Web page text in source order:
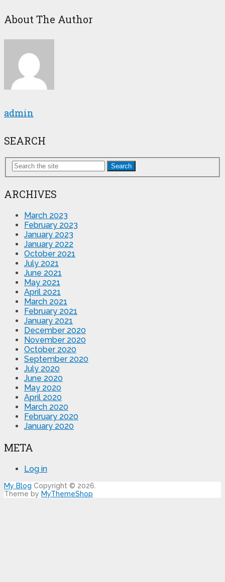
About The Author
admin
SEARCH
Search
ARCHIVES
March 2023
February 2023
January 2023
January 2022
October 2021
July 2021
June 2021
May 2021
April 2021
March 2021
February 2021
January 2021
December 2020
November 2020
October 2020
September 2020
July 2020
June 2020
May 2020
April 2020
March 2020
February 2020
January 2020
META
Log in
My Blog Copyright © 2026.
Theme by MyThemeShop